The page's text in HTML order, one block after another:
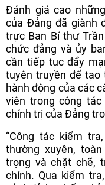
Đánh giá cao
của Đảng đã giành
trực Ban Bí thư
chức đảng và ủy
cần tiếp tục đẩy
tuyên truyền để tạo
hành động của các
viên trong công
chính trị của Đảng
“Công tác kiểm
thường xuyên,
trọng và chặt chẽ,
chính. Qua kiểm